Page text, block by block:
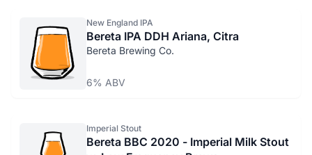
New England IPA
Bereta IPA DDH Ariana, Citra
Bereta Brewing Co.
6% ABV
Imperial Stout
Bereta BBC 2020 - Imperial Milk Stout